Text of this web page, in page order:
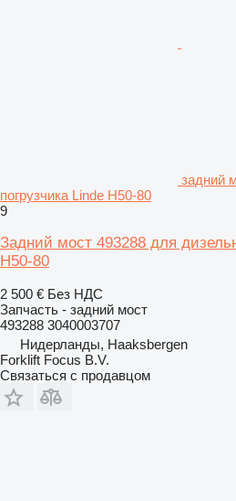
задний
погрузчика Linde H50-80
9
Задний мост 493288 для
H50-80
2 500 € Без НДС
Запчасть - задний мост
493288 3040003707
Нидерланды, Haaksbergen
Forklift Focus B.V.
Связаться с продавцом